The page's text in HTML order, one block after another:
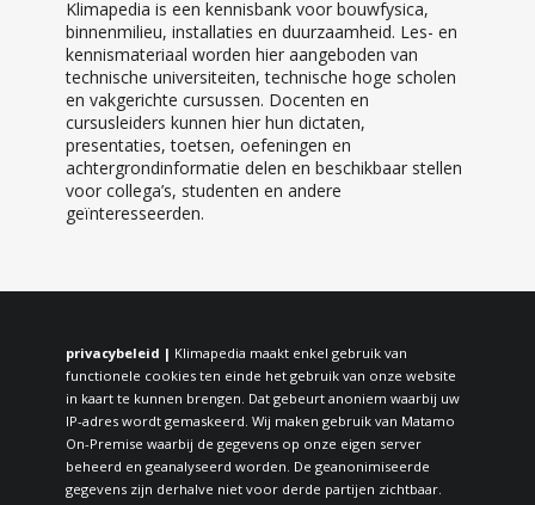
Klimapedia is een kennisbank voor bouwfysica,
binnenmilieu, installaties en duurzaamheid. Les- en
kennismateriaal worden hier aangeboden van
technische universiteiten, technische hoge scholen
en vakgerichte cursussen. Docenten en
cursusleiders kunnen hier hun dictaten,
presentaties, toetsen, oefeningen en
achtergrondinformatie delen en beschikbaar stellen
voor collega’s, studenten en andere
geïnteresseerden.
privacybeleid | Klimapedia maakt enkel gebruik van
functionele cookies ten einde het gebruik van onze website
in kaart te kunnen brengen. Dat gebeurt anoniem waarbij uw
IP-adres wordt gemaskeerd. Wij maken gebruik van Matamo
On-Premise waarbij de gegevens op onze eigen server
beheerd en geanalyseerd worden. De geanonimiseerde
gegevens zijn derhalve niet voor derde partijen zichtbaar.